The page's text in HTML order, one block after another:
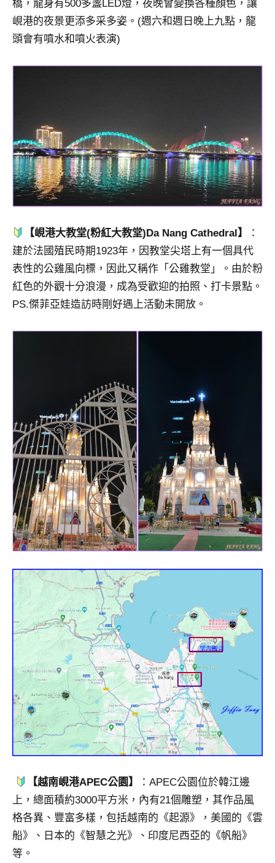
橋，龍身有500多盞LED燈，夜晚會變換各種顏色，讓
峴港的夜景更添多采多姿。(週六和週日晚上九點，龍
頭會有噴水和噴火表演)
【峴港大教堂(粉紅大教堂)Da Nang Cathedral】
：
建於法國殖民時期1923年，因教堂尖塔上有一個具代
表性的公雞風向標，因此又稱作「公雞教堂」。由於粉
紅色的外觀十分浪漫，成為受歡迎的拍照、打卡景點。
PS.傑菲亞娃造訪時剛好遇上活動未開放。
【越南峴港APEC公園】
：APEC公園位於韓江邊
上，總面積約3000平方米，內有21個雕塑，其作品風
格各異、豐富多樣，包括越南的《起源》，美國的《雲
船》、日本的《智慧之光》、印度尼西亞的《帆船》
等。